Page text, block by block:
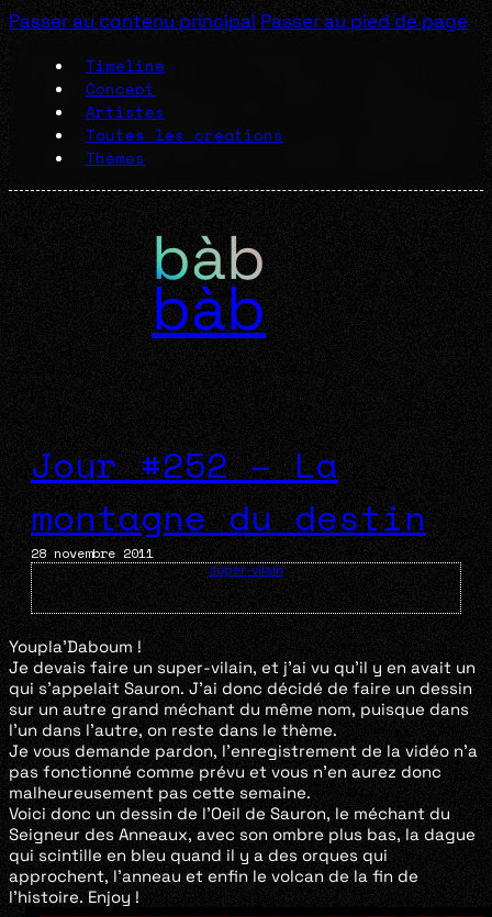
Passer au contenu principal Passer au pied de page
Timeline
Concept
Artistes
Toutes les créations
Thèmes
bàb
Jour #252 – La
montagne du destin
28 novembre 2011
super-vilain
Youpla’Daboum !
Je devais faire un super-vilain, et j’ai vu qu’il y en avait un
qui s’appelait Sauron. J’ai donc décidé de faire un dessin
sur un autre grand méchant du même nom, puisque dans
l’un dans l’autre, on reste dans le thème.
Je vous demande pardon, l’enregistrement de la vidéo n’a
pas fonctionné comme prévu et vous n’en aurez donc
malheureusement pas cette semaine.
Voici donc un dessin de l’Oeil de Sauron, le méchant du
Seigneur des Anneaux, avec son ombre plus bas, la dague
qui scintille en bleu quand il y a des orques qui
approchent, l’anneau et enfin le volcan de la fin de
l’histoire. Enjoy !